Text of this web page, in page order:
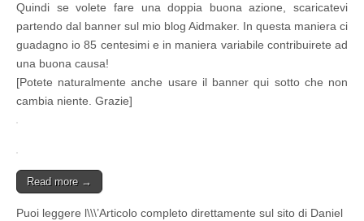
Quindi se volete fare una doppia buona azione, scaricatevi
partendo dal banner sul mio blog Aidmaker. In questa maniera ci
guadagno io 85 centesimi e in maniera variabile contribuirete ad
una buona causa!
[Potete naturalmente anche usare il banner qui sotto che non
cambia niente. Grazie]
Read more →
Puoi leggere l\\\’Articolo completo direttamente sul sito di Daniel